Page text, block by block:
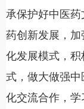
承保护好中医
药创新发展，
化发展模式，
式，做大做强
化交流合作，